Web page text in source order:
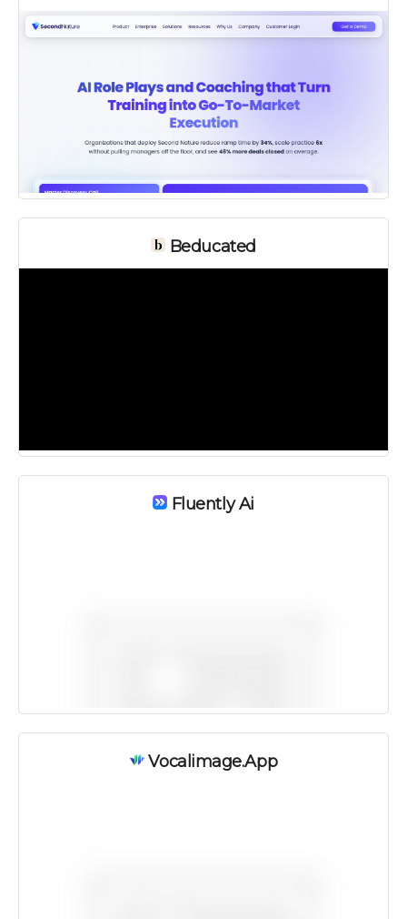
Beducated
Fluently Ai
Vocalimage.app